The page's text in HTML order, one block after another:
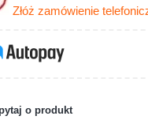
Złóż zamówienie
o produkt